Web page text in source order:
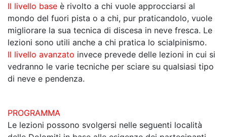
Il livello base è rivolto a chi vuole approcciarsi al
mondo del fuori pista o a chi, pur praticandolo, vuole
migliorare la sua tecnica di discesa in neve fresca. Le
lezioni sono utili anche a chi pratica lo scialpinismo.
Il livello avanzato invece prevede delle lezioni in cui si
vedranno le varie tecniche per sciare su qualsiasi tipo
di neve e pendenza.
PROGRAMMA
Le lezioni possono svolgersi nelle seguenti località